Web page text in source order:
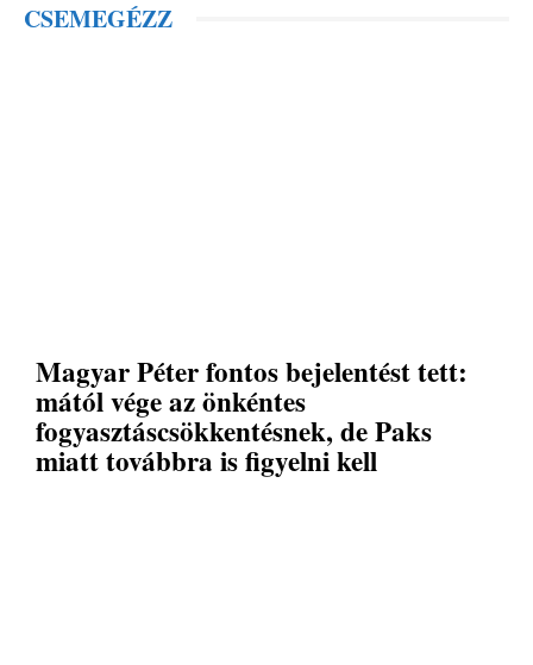
CSEMEGÉZZ
Magyar Péter fontos bejelentést tett:
mától vége az önkéntes
fogyasztáscsökkentésnek, de Paks
miatt továbbra is figyelni kell